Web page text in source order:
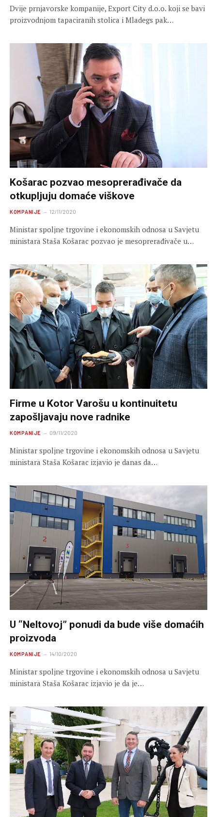
Dvije prnjavorske kompanije, Export City d.o.o. koji se bavi
proizvodnjom tapaciranih stolica i Mladegs pak…
Košarac pozvao mesoprerađivače da
otkupljuju domaće viškove
KOMPANIJE 12/11/2020
Ministar spoljne trgovine i ekonomskih odnosa u Savjetu
ministara Staša Košarac pozvao je mesoprerađivače u…
Firme u Kotor Varošu u kontinuitetu
zapošljavaju nove radnike
KOMPANIJE 09/11/2020
Ministar spoljne trgovine i ekonomskih odnosa u Savjetu
ministara Staša Košarac izjavio je danas da…
U “Neltovoj” ponudi da bude više domaćih
proizvoda
KOMPANIJE 14/10/2020
Ministar spoljne trgovine i ekonomskih odnosa u Savjetu
ministara Staša Košarac izjavio je da je…